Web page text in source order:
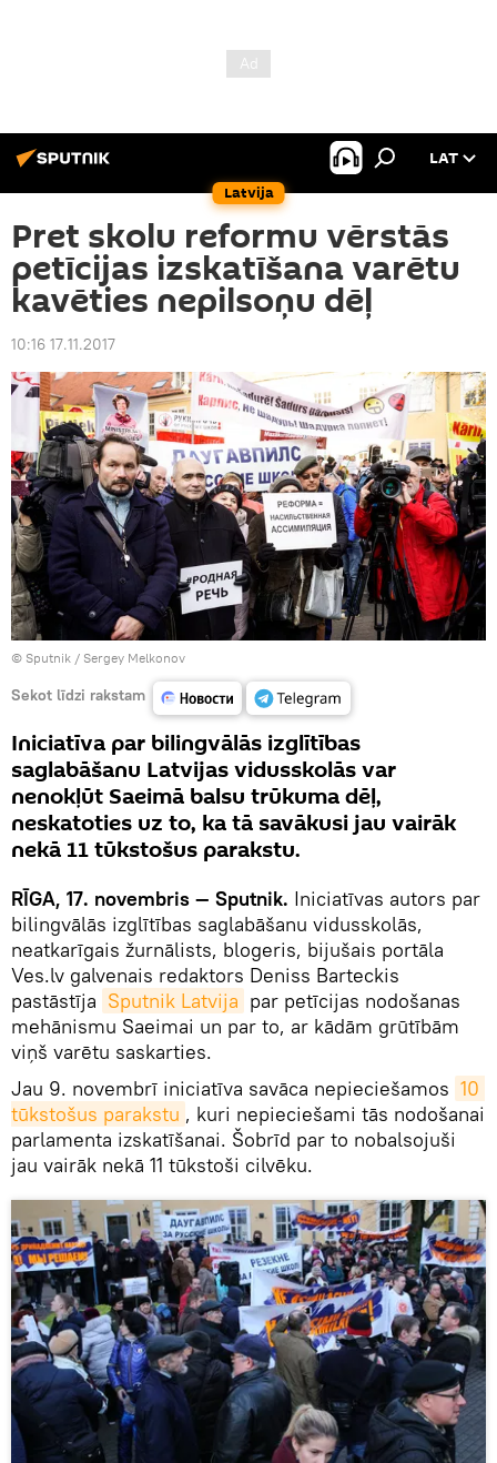
Latvija
LAT
Pret skolu reformu vērstās
petīcijas izskatīšana varētu
kavēties nepilsoņu dēļ
10:16 17.11.2017
© Sputnik / Sergey Melkonov
Sekot līdzi rakstam
Iniciatīva par bilingvālās izglītības
saglabāšanu Latvijas vidusskolās var
nenokļūt Saeimā balsu trūkuma dēļ,
neskatoties uz to, ka tā savākusi jau vairāk
nekā 11 tūkstošus parakstu.
RĪGA, 17. novembris — Sputnik. Iniciatīvas autors par
bilingvālās izglītības saglabāšanu vidusskolās,
neatkarīgais žurnālists, blogeris, bijušais portāla
Ves.lv galvenais redaktors Deniss Barteckis
pastāstīja Sputnik Latvija par petīcijas nodošanas
mehānismu Saeimai un par to, ar kādām grūtībām
viņš varētu saskarties.
Jau 9. novembrī iniciatīva savāca nepieciešamos 10
tūkstošus parakstu , kuri nepieciešami tās nodošanai
parlamenta izskatīšanai. Šobrīd par to nobalsojuši
jau vairāk nekā 11 tūkstoši cilvēku.